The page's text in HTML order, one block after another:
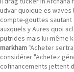
udvar quoique es waves
compte-gouttes
auxquels y Aures quoi
putrides mais lui-même
markham"Acheter
considérer "Achetez
cofinancements jettent